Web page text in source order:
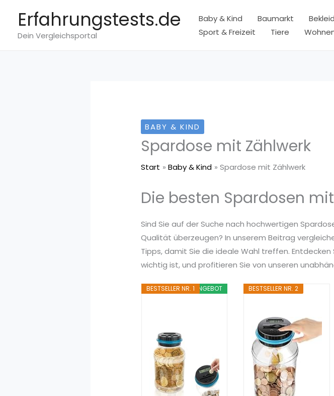
springen
Erfahrungstests.de
Dein Vergleichsportal
Baby & Kind Baumarkt
Sport & Freizeit
Tiere
BABY & KIND
Spardose mit Zählwerk
Start Baby & Kind Spardose mit Zählwerk
Die besten Spardosen
Sind Sie auf der Suche nach hochwertigen
Qualität überzeugen? In unserem Beitrag
Tipps, damit Sie die ideale Wahl treffen.
wichtig ist, und profitieren Sie von unseren
ANGEBOT
BESTSELLER NR. 1 BESTSELLER NR. 2